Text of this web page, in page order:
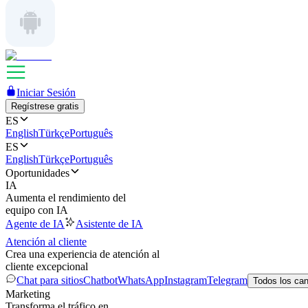
Iniciar Sesión
Regístrese gratis
ES
EnglishTürkçePortuguês
ES
EnglishTürkçePortuguês
Oportunidades
IA
Aumenta el rendimiento del
equipo con IA
Agente de IA
Asistente de IA
Atención al cliente
Crea una experiencia de atención al
cliente excepcional
Chat para sitiosChatbotWhatsAppInstagramTelegram Todos los
Marketing